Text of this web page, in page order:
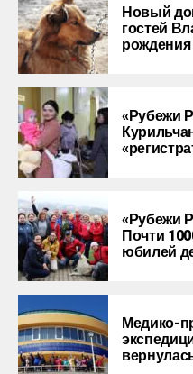
Новый
гостей
«Рубежи
«Рубежи
Почти
юбилей
Медико-